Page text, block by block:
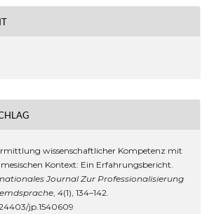
wissenschaftlicher Kompetenz mit
Kontext: Ein Erfahrungsbericht.
Journal Zur Professionalisierung
, 4(1), 134–142.
jp.1540609